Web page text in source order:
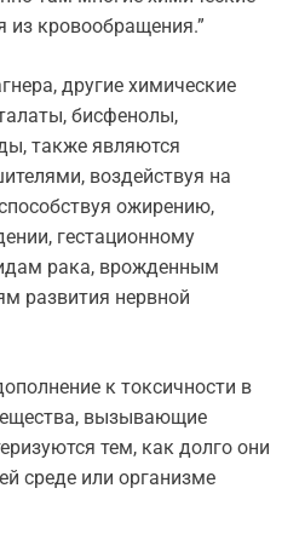
из кровообращения.”
другие химические
бисфенолы,
также являются
воздействуя на
ожирению,
гестационному
рака, врожденным
развития нервной
к токсичности в
вызывающие
тем, как долго они
среде или организме